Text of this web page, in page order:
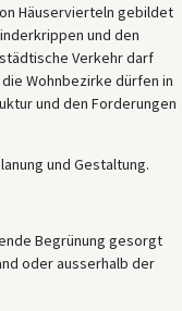
Häuservierteln gebildet
und den
Verkehr darf
Wohnbezirke dürfen in
und den Forderungen
und Gestaltung.
Begrünung gesorgt
oder ausserhalb der